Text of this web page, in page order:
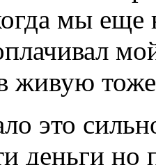
мы еще
живую
это
деньги